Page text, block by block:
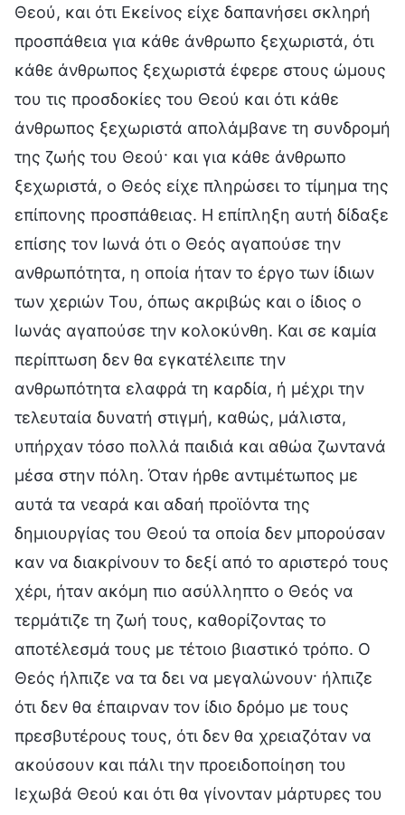
Θεού, και ότι Εκείνος είχε δαπανήσει σκληρή
προσπάθεια για κάθε άνθρωπο ξεχωριστά, ότι
κάθε άνθρωπος ξεχωριστά έφερε στους ώμους
του τις προσδοκίες του Θεού και ότι κάθε
άνθρωπος ξεχωριστά απολάμβανε τη συνδρομή
της ζωής του Θεού· και για κάθε άνθρωπο
ξεχωριστά, ο Θεός είχε πληρώσει το τίμημα της
επίπονης προσπάθειας. Η επίπληξη αυτή δίδαξε
επίσης τον Ιωνά ότι ο Θεός αγαπούσε την
ανθρωπότητα, η οποία ήταν το έργο των ίδιων
των χεριών Του, όπως ακριβώς και ο ίδιος ο
Ιωνάς αγαπούσε την κολοκύνθη. Και σε καμία
περίπτωση δεν θα εγκατέλειπε την
ανθρωπότητα ελαφρά τη καρδία, ή μέχρι την
τελευταία δυνατή στιγμή, καθώς, μάλιστα,
υπήρχαν τόσο πολλά παιδιά και αθώα ζωντανά
μέσα στην πόλη. Όταν ήρθε αντιμέτωπος με
αυτά τα νεαρά και αδαή προϊόντα της
δημιουργίας του Θεού τα οποία δεν μπορούσαν
καν να διακρίνουν το δεξί από το αριστερό τους
χέρι, ήταν ακόμη πιο ασύλληπτο ο Θεός να
τερμάτιζε τη ζωή τους, καθορίζοντας το
αποτέλεσμά τους με τέτοιο βιαστικό τρόπο. Ο
Θεός ήλπιζε να τα δει να μεγαλώνουν· ήλπιζε
ότι δεν θα έπαιρναν τον ίδιο δρόμο με τους
πρεσβυτέρους τους, ότι δεν θα χρειαζόταν να
ακούσουν και πάλι την προειδοποίηση του
Ιεχωβά Θεού και ότι θα γίνονταν μάρτυρες του